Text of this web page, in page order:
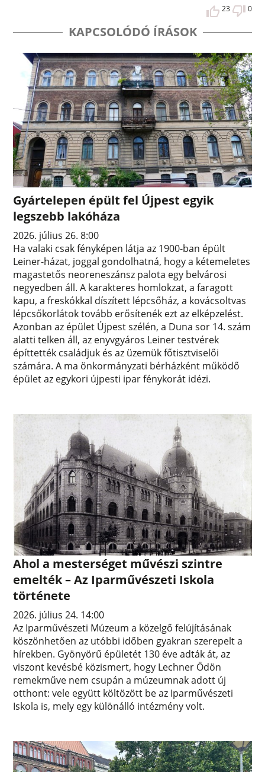
23 0
KAPCSOLÓDÓ ÍRÁSOK
Gyártelepen épült fel Újpest egyik
legszebb lakóháza
2026. július 26. 8:00
Ha valaki csak fényképen látja az 1900-ban épült
Leiner-házat, joggal gondolhatná, hogy a kétemeletes
magastetős neoreneszánsz palota egy belvárosi
negyedben áll. A karakteres homlokzat, a faragott
kapu, a freskókkal díszített lépcsőház, a kovácsoltvas
lépcsőkorlátok tovább erősítenék ezt az elképzelést.
Azonban az épület Újpest szélén, a Duna sor 14. szám
alatti telken áll, az enyvgyáros Leiner testvérek
építtették családjuk és az üzemük főtisztviselői
számára. A ma önkormányzati bérházként működő
épület az egykori újpesti ipar fénykorát idézi.
Ahol a mesterséget művészi szintre
emelték – Az Iparművészeti Iskola
története
2026. július 24. 14:00
Az Iparművészeti Múzeum a közelgő felújításának
köszönhetően az utóbbi időben gyakran szerepelt a
hírekben. Gyönyörű épületét 130 éve adták át, az
viszont kevésbé közismert, hogy Lechner Ödön
remekműve nem csupán a múzeumnak adott új
otthont: vele együtt költözött be az Iparművészeti
Iskola is, mely egy különálló intézmény volt.